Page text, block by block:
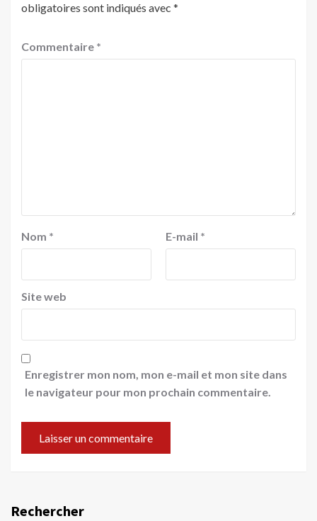
obligatoires sont indiqués avec *
Commentaire *
Nom * E-mail *
Site web
Enregistrer mon nom, mon e-mail et mon site dans
le navigateur pour mon prochain commentaire.
Rechercher